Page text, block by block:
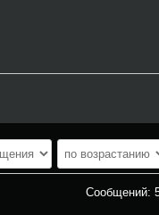
Сообщений: